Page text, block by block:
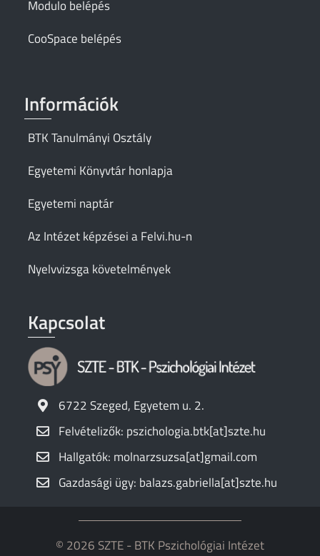
Modulo belépés
CooSpace belépés
Információk
BTK Tanulmányi Osztály
Egyetemi Könyvtár honlapja
Egyetemi naptár
Az Intézet képzései a Felvi.hu-n
Nyelvvizsga követelmények
Kapcsolat
6722 Szeged, Egyetem u. 2.
Felvételizők: pszichologia.btk[at]szte.hu
Hallgatók: molnarzsuzsa[at]gmail.com
Gazdasági ügy: balazs.gabriella[at]szte.hu
© 2026 SZTE - BTK Pszichológiai Intézet